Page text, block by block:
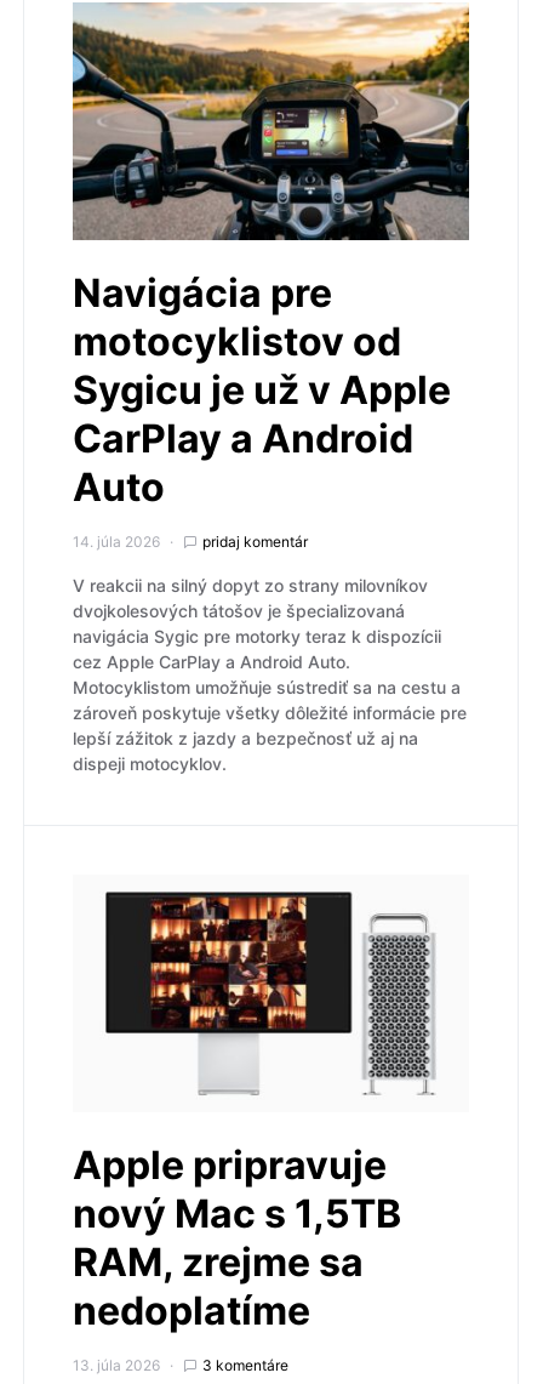
Navigácia pre
motocyklistov od
Sygicu je už v Apple
CarPlay a Android
Auto
14. júla 2026 pridaj komentár
V reakcii na silný dopyt zo strany milovníkov
dvojkolesových tátošov je špecializovaná
navigácia Sygic pre motorky teraz k dispozícii
cez Apple CarPlay a Android Auto.
Motocyklistom umožňuje sústrediť sa na cestu a
zároveň poskytuje všetky dôležité informácie pre
lepší zážitok z jazdy a bezpečnosť už aj na
dispeji motocyklov.
Apple pripravuje
nový Mac s 1,5TB
RAM, zrejme sa
nedoplatíme
13. júla 2026 3 komentáre